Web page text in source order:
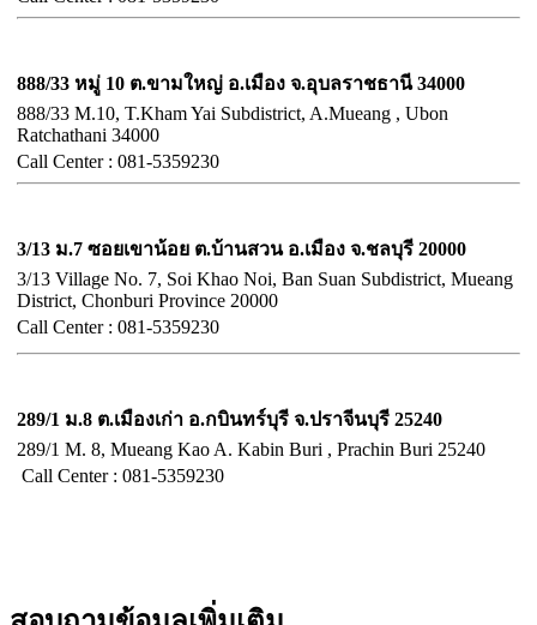
888/33 หมู่ 10 ต.ขามใหญ่ อ.เมือง จ.อุบลราชธานี 34000
888/33 M.10, T.Kham Yai Subdistrict, A.Mueang , Ubon
Ratchathani 34000
Call Center : 081-5359230
3/13 ม.7 ซอยเขาน้อย ต.บ้านสวน อ.เมือง จ.ชลบุรี 20000
3/13 Village No. 7, Soi Khao Noi, Ban Suan Subdistrict, Mueang
District, Chonburi Province 20000
Call Center : 081-5359230
289/1 ม.8 ต.เมืองเก่า อ.กบินทร์บุรี จ.ปราจีนบุรี 25240
289/1 M. 8, Mueang Kao A. Kabin Buri , Prachin Buri 25240
Call Center : 081-5359230